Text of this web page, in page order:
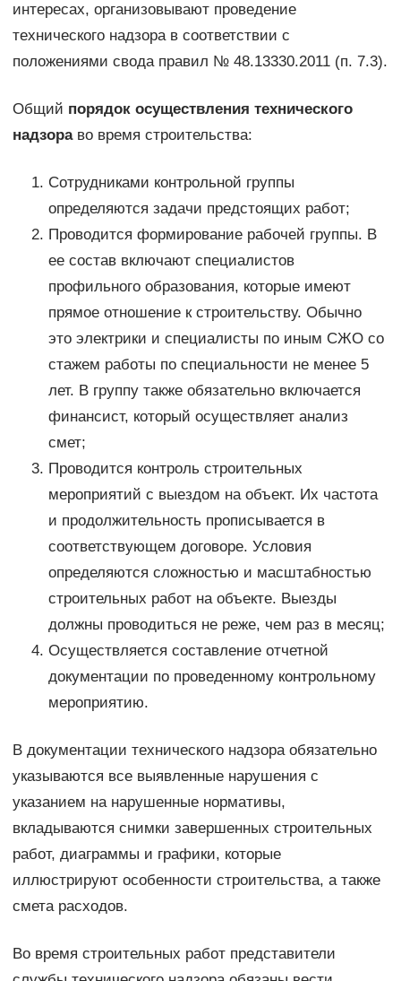
интересах, организовывают проведение
технического надзора в соответствии с
положениями свода правил № 48.13330.2011 (п. 7.3).
Общий порядок осуществления технического
надзораво время строительства:
Сотрудниками контрольной группы
определяются задачи предстоящих работ;
Проводится формирование рабочей группы. В
ее состав включают специалистов
профильного образования, которые имеют
прямое отношение к строительству. Обычно
это электрики и специалисты по иным СЖО со
стажем работы по специальности не менее 5
лет. В группу также обязательно включается
финансист, который осуществляет анализ
смет;
Проводится контроль строительных
мероприятий с выездом на объект. Их частота
и продолжительность прописывается в
соответствующем договоре. Условия
определяются сложностью и масштабностью
строительных работ на объекте. Выезды
должны проводиться не реже, чем раз в месяц;
Осуществляется составление отчетной
документации по проведенному контрольному
мероприятию.
В документации технического надзора обязательно
указываются все выявленные нарушения с
указанием на нарушенные нормативы,
вкладываются снимки завершенных строительных
работ, диаграммы и графики, которые
иллюстрируют особенности строительства, а также
смета расходов.
Во время строительных работ представители